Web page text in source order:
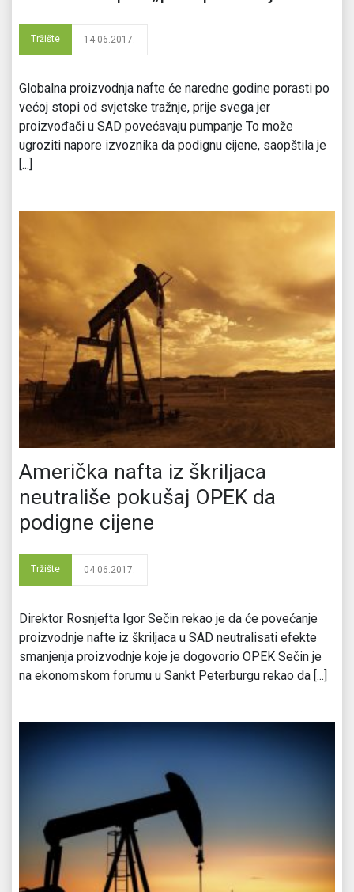
Tržište 14.06.2017.
Globalna proizvodnja nafte će naredne godine porasti po
većoj stopi od svjetske tražnje, prije svega jer
proizvođači u SAD povećavaju pumpanje To može
ugroziti napore izvoznika da podignu cijene, saopštila je
[...]
Američka nafta iz škriljaca
neutrališe pokušaj OPEK da
podigne cijene
Tržište 04.06.2017.
Direktor Rosnjefta Igor Sečin rekao je da će povećanje
proizvodnje nafte iz škriljaca u SAD neutralisati efekte
smanjenja proizvodnje koje je dogovorio OPEK Sečin je
na ekonomskom forumu u Sankt Peterburgu rekao da [...]